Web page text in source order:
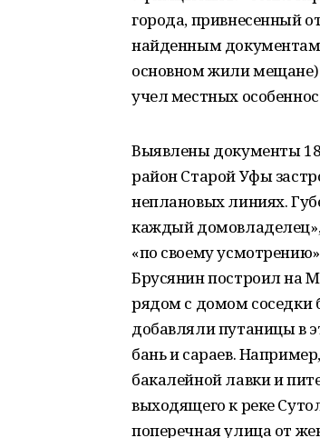
города, привнесенный
найденным
основном жили мещане)
учел местных
Выявлены документы
район Старой Уфы
неплановых линиях.
каждый
«по своему
Брусянин построил на
рядом с домом соседки
добавляли путаницы в
бань и сараев.
бакалейной лавки и
выходящего к реке
поперечная улица от